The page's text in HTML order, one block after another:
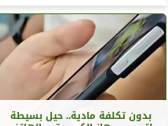
بدون تكلفة مادية.. حيل بسيطة